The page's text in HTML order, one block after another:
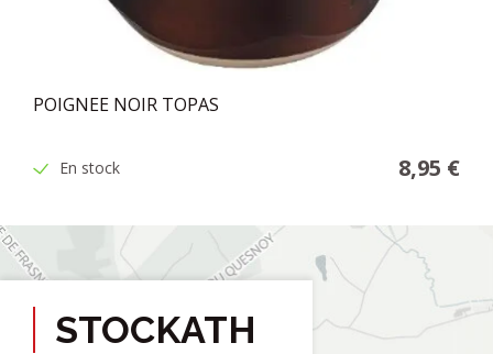
POIGNEE NOIR TOPAS
En stock 8,95 €
STOCKATH